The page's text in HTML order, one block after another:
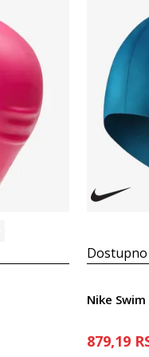
Dostupno
Nike Swim
879,19